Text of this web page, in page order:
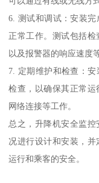
6. 测试和调试：安装
正常工作。测试包括
以及报警器的响应速度等
7. 定期维护和检查：
检查，以确保其正常
网络连接等工作。
总之，升降机安全监
况进行设计和安装，
运行和乘客的安全。